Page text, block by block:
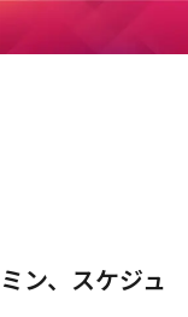
ン、スケジュ